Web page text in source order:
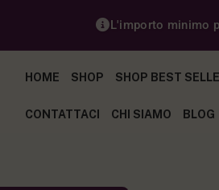
L'importo minimo
HOME SHOP SHOP BEST
CONTATTACI CHI SIAMO BLOG